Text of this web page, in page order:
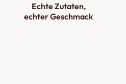
Echte Zutaten,
echter Geschmack